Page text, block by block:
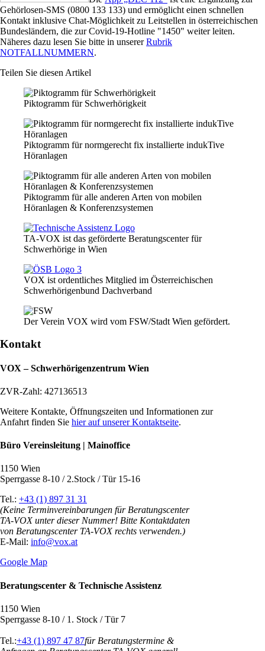
Gehörlosen-SMS (0800 133 133) und ermöglicht einen schnellen
Kontakt inklusive Chat-Möglichkeit zu Leitstellen in österreichischen
Bundesländern, die zur Covid-19-Hotline "1450" weiter leiten.
Näheres dazu lesen Sie bitte in unsererRubrik
NOTFALLNUMMERN.
Teilen Sie diesen Artikel
Piktogramm für Schwerhörigkeit
Piktogramm für normgerecht fix installierte indukTive
Höranlagen
Piktogramm für alle anderen Arten von mobilen
Höranlagen & Konferenzsystemen
TA-VOX ist das geförderte Beratungscenter für
Schwerhörige in Wien
VOX ist ordentliches Mitglied im Österreichischen
Schwerhörigenbund Dachverband
Der Verein VOX wird vom FSW/Stadt Wien gefördert.
Kontakt
VOX – Schwerhörigenzentrum Wien
ZVR-Zahl: 427136513
Weitere Kontakte, Öffnungszeiten und Informationen zur
Anfahrt finden Sie hier auf unserer Kontaktseite.
Büro Vereinsleitung | Mainoffice
1150 Wien
Sperrgasse 8-10 / 2.Stock / Tür 15-16
Tel.: +43 (1) 897 31 31
(Keine Terminvereinbarungen für Beratungscenter
TA-VOX unter dieser Nummer! Bitte Kontaktdaten
von Beratungscenter TA-VOX rechts verwenden.)
E-Mail: info@vox.at
Google Map
Beratungscenter & Technische Assistenz
1150 Wien
Sperrgasse 8-10 / 1. Stock / Tür 7
Tel.:+43 (1) 897 47 87für Beratungstermine &